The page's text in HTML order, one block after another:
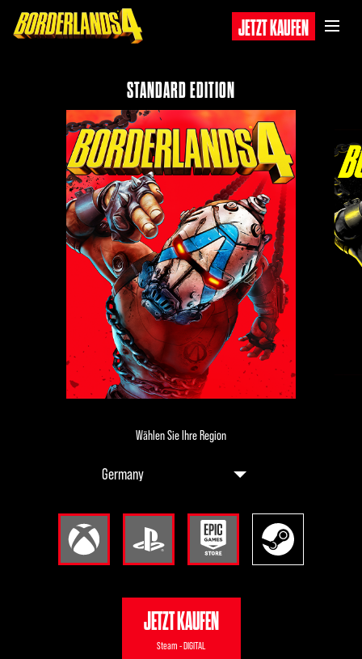
JETZT KAUFEN
STANDARD EDITION‎
Wählen Sie Ihre Region
JETZT KAUFEN
Steam - DIGITAL